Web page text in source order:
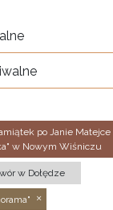
po Janie Matejce
w Nowym Wiśniczu
w Dołędze